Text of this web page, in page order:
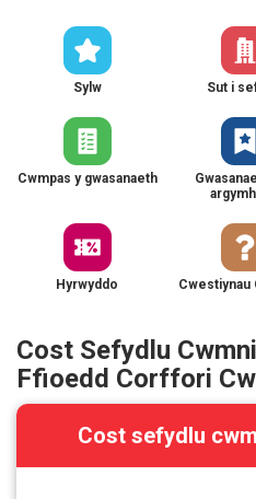
Sylw Sut i
Cwmpas y gwasanaeth
Hyrwyddo Cwestiynau
Cost Sefydlu
Ffioedd Corffori
Cost sefydlu